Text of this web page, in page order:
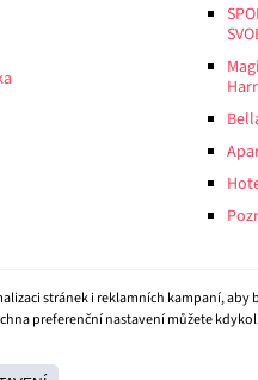
stránek i reklamních kampaní,
preferenční nastavení můžete